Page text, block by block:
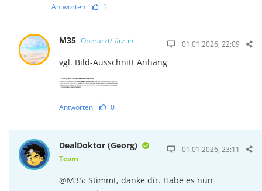
Antworten 1
M35 Oberarzt/-ärztin 01.01.2026, 22:09
vgl. Bild-Ausschnitt Anhang
Antworten 0
DealDoktor (Georg)
Team
01.01.2026, 23:11
@M35: Stimmt, danke dir. Habe es nun